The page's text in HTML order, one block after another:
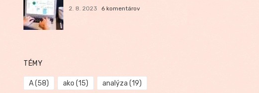
2. 8. 2023 6 komentárov
TÉMY
A(58) ako (15) analýza (19)